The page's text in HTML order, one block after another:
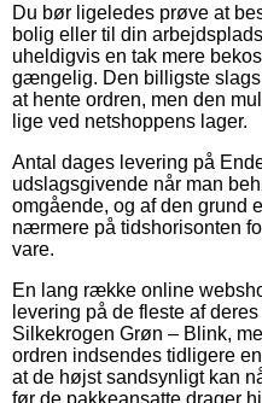
Du bør ligeledes prøve at
bolig eller til din
uheldigvis en tak mere
gængelig. Den billigste
at hente ordren, men den
lige ved netshoppens lager.
Antal dages levering på
udslagsgivende når man
omgående, og af den grund
nærmere på tidshorisonten
vare.
En lang række online
levering på de fleste af
Silkekrogen Grøn – Blink,
ordren indsendes tidligere
at de højst sandsynligt kan
før de pakkeansatte drager